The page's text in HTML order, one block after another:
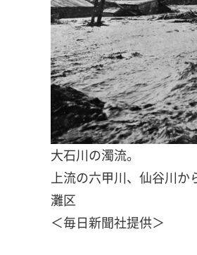
大石川の濁流。
上流の六甲川、仙谷川か
灘区
＜毎日新聞社提供＞